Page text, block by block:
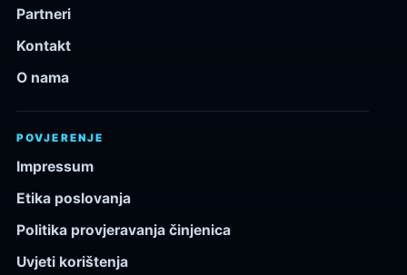
Partneri
Kontakt
O nama
POVJERENJE
Impressum
Etika poslovanja
Politika provjeravanja činjenica
Uvjeti korištenja